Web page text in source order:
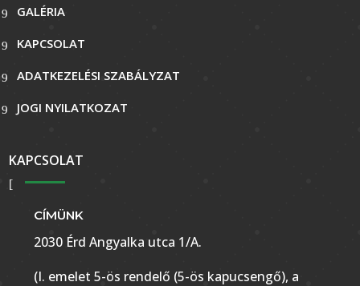
GALÉRIA
KAPCSOLAT
ADATKEZELÉSI SZABÁLYZAT
JOGI NYILATKOZAT
KAPCSOLAT
CÍMÜNK
2030 Érd Angyalka utca 1/A.
(I. emelet 5-ös rendelő (5-ös kapucsengő), a